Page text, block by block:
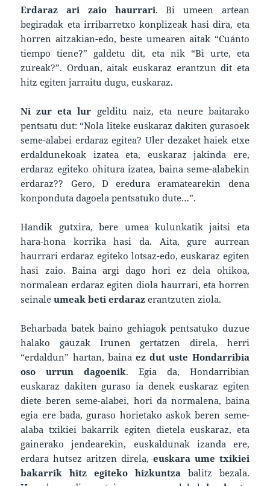
Erdaraz ari zaio haurrari. Bi umeen artean
begiradak eta irribarretxo konplizeak hasi dira, eta
horren aitzakian-edo, beste umearen aitak “Cuánto
tiempo tiene?” galdetu dit, eta nik “Bi urte, eta
zureak?”. Orduan, aitak euskaraz erantzun dit eta
hitz egiten jarraitu dugu, euskaraz.
Ni zur eta lur gelditu naiz, eta neure baitarako
pentsatu dut: “Nola liteke euskaraz dakiten gurasoek
seme-alabei erdaraz egitea? Uler dezaket haiek etxe
erdaldunekoak izatea eta, euskaraz jakinda ere,
erdaraz egiteko ohitura izatea, baina seme-alabekin
erdaraz?? Gero, D eredura eramatearekin dena
konponduta dagoela pentsatuko dute…”.
Handik gutxira, bere umea kulunkatik jaitsi eta
hara-hona korrika hasi da. Aita, gure aurrean
haurrari erdaraz egiteko lotsaz-edo, euskaraz egiten
hasi zaio. Baina argi dago hori ez dela ohikoa,
normalean erdaraz egiten diola haurrari, eta horren
seinaleumeak beti erdaraz erantzuten ziola.
Beharbada batek baino gehiagok pentsatuko duzue
halako gauzak Irunen gertatzen direla, herri
“erdaldun” hartan, baina ez dut uste Hondarribia
oso urrun dagoenik. Egia da, Hondarribian
euskaraz dakiten guraso ia denek euskaraz egiten
diete beren seme-alabei, hori da normalena, baina
egia ere bada, guraso horietako askok beren seme-
alaba txikiei bakarrik egiten dietela euskaraz, eta
gainerako jendearekin, euskaldunak izanda ere,
erdara hutsez aritzen direla, euskara ume txikiei
bakarrik hitz egiteko hizkuntza balitz bezala.